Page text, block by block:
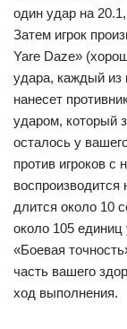
один удар на
Затем игрок
Yare Daze»
удара, каждый из
нанесет
ударом, который
осталось у
против игроков с
воспроизводится
длится около 10
около 105
«Боевая
часть вашего
ход выполнения.